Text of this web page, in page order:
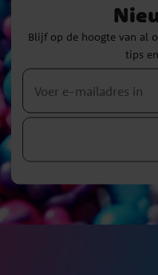
Blijf op de hoogte van al
tips